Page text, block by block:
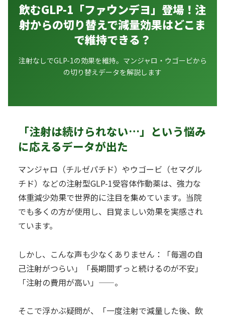
飲むGLP-1「ファウンデヨ」登場！注
射からの切り替えで減量効果はどこま
で維持できる？
注射なしでGLP-1の効果を維持。マンジャロ・ウゴービから
の切り替えデータを解説します
「注射は続けられない…」という悩み
に応えるデータが出た
マンジャロ（チルゼパチド）やウゴービ（セマグル
チド）などの注射型GLP-1受容体作動薬は、強力な
体重減少効果で世界的に注目を集めています。当院
でも多くの方が使用し、目覚ましい効果を実感され
ています。
しかし、こんな声も少なくありません：「毎週の自
己注射がつらい」「長期間ずっと続けるのが不安」
「注射の費用が高い」——。
そこで浮かぶ疑問が、「一度注射で減量した後、飲